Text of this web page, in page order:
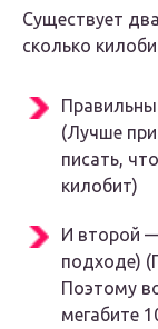
Существует
сколько
(Лучше
писать,
килобит)
И второй
подходе)
Поэтому
мегабите